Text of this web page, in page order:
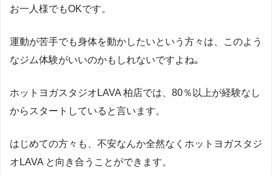
お一人様でもOKです。
運動が苦手でも身体を動かしたいという方々は、このよう
なジム体験がいいのかもしれないですよね｡
ホットヨガスタジオLAVA 柏店では、80％以上が経験なし
からスタートしていると言います。
はじめての方々も、不安なんか全然なくホットヨガスタジ
オLAVA と向き合うことができます。